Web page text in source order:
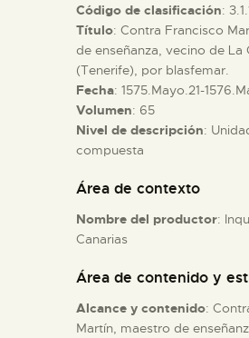
█
EL MUSEO
COLECCIONES
Código de clasificación:
Título: Contra Francisco
de enseñanza, vecino de La
(Tenerife), por blasfemar.
Fecha: 1575.Mayo.21-
Volumen: 65
Nivel de descripción:
compuesta
Área de contexto
Nombre del productor:
Canarias
Área de contenido y
Alcance y contenido:
Martín, maestro de